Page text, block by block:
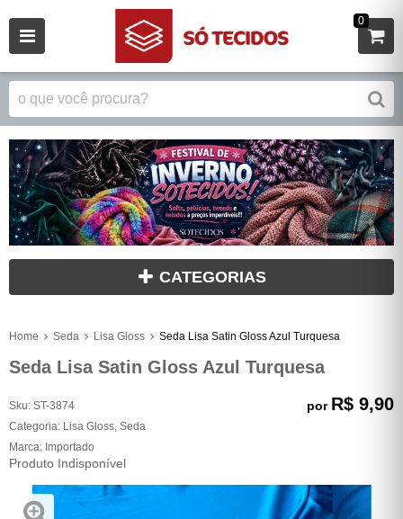
0
CATEGORIAS
Home Seda Lisa Gloss Seda Lisa Satin Gloss Azul Turquesa
Seda Lisa Satin Gloss Azul Turquesa
Sku: ST-3874
Categoria: Lisa Gloss Seda
Marca: Importado
Produto Indisponível
por R$ 9,90